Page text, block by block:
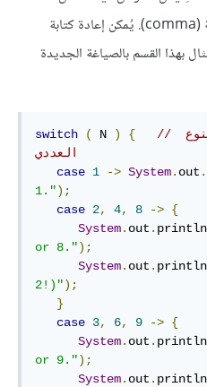
(case)؛ بحيث يُفصَل بينهما بفاصلة (comma). يُمكن إعادة كتابة
بهذا القسم بالصياغة الجديدة
switch ( N ) {
// ‫بفرض أن N متغير من النوع
العددي
case 1 -> System. out .
1.");
case 2, 4, 8 -> {
System. out . println
or 8.");
System. out . println
2!)");
}
case 3, 6, 9 -> {
System. out . println
or 9.");
System. out . println